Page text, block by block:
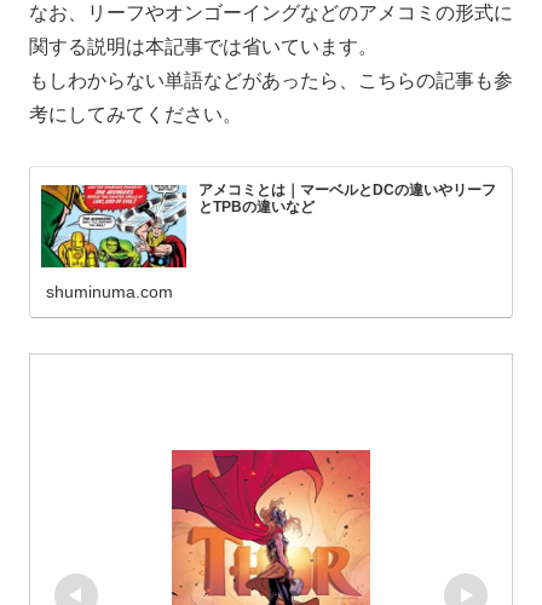
なお、リーフやオンゴーイングなどのアメコミの形式に
関する説明は本記事では省いています。
もしわからない単語などがあったら、こちらの記事も参
考にしてみてください。
アメコミとは｜マーベルとDCの違いやリーフ
とTPBの違いなど
shuminuma.com